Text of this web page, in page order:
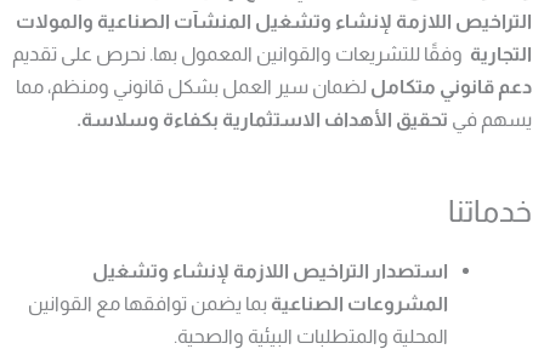
التراخيص اللازمة لإنشاء وتشغيل المنشآت الصناعية والمولات
التجاريةوفقًا للتشريعات والقوانين المعمول بها. نحرص على تقديم
دعم قانوني متكامل لضمان سير العمل بشكل قانوني ومنظم، مما
يسهم في تحقيق الأهداف الاستثمارية بكفاءة وسلاسة.
خدماتنا
استصدار التراخيص اللازمة لإنشاء وتشغيل
المشروعات الصناعيةبما يضمن توافقها مع القوانين
المحلية والمتطلبات البيئية والصحية.